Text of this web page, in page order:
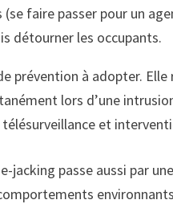
faire passer pour un
détourner les occupants.
prévention à adopter. Elle
lors d’une
et
passe aussi par